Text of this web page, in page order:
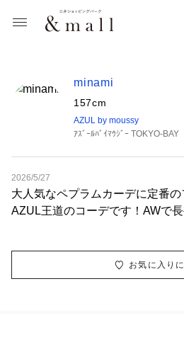
minami
157cm
AZUL by moussy
ｱｽﾞｰﾙﾊﾞｲﾏｳｼﾞｰ TOKYO-BAY
2026/5/27
大人気なペプラムカーデに定番
AZUL王道のコーデです！AWで
出ていましたが、SSも5分袖で
お気に入り